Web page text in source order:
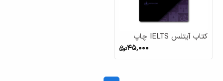
کتاب آیتلس IELTS چاپ
45,000